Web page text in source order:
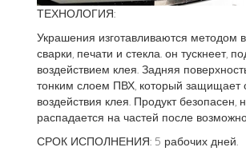
ТЕХНОЛОГИЯ:
Украшения изготавливаются методом
сварки, печати и стекла. он тускнеет,
воздействием клея. Задняя
тонким слоем ПВХ, который защищает
воздействия клея. Продукт безопасен,
распадается на частей после
СРОК ИСПОЛНЕНИЯ: 5 рабочих дней.